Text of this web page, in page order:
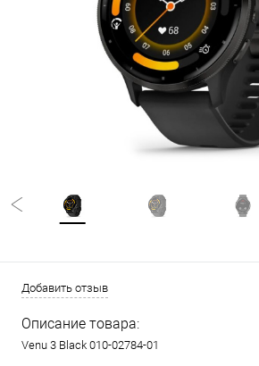
Добавить отзыв
Описание товара:
Venu 3 Black 010-02784-01